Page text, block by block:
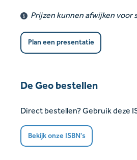
Prijzen kunnen afwijken voor
Plan een presentatie
De Geo bestellen
Direct bestellen? Gebruik deze
Bekijk onze ISBN's